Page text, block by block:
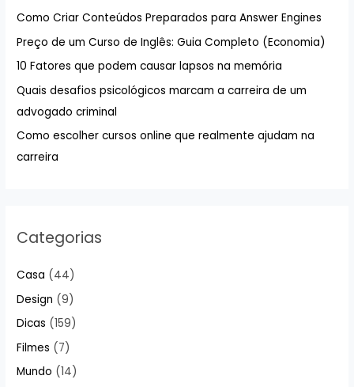
r
p
o
r
:
Como Criar Conteúdos Preparados para Answer Engines
Preço de um Curso de Inglês: Guia Completo (Economia)
10 Fatores que podem causar lapsos na memória
Quais desafios psicológicos marcam a carreira de um
advogado criminal
Como escolher cursos online que realmente ajudam na
carreira
Categorias
Casa (44)
Design (9)
Dicas (159)
Filmes (7)
Mundo (14)